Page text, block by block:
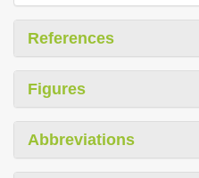
References
Figures
Abbreviations